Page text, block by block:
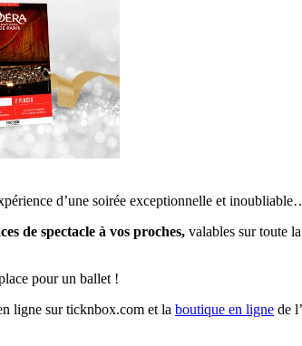
d’une soirée exceptionnelle et
de spectacle à vos proches, valables sur toute
pour un ballet !
ligne sur ticknbox.com et la boutique en ligne de